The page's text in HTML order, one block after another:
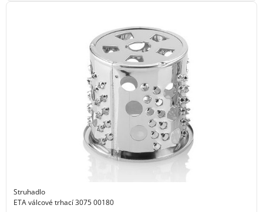
Struhadlo
ETA válcové trhací 3075 00180